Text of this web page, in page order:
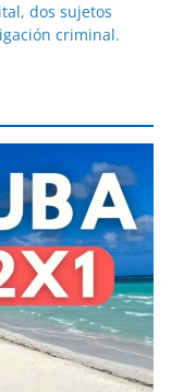
dos sujetos
criminal.